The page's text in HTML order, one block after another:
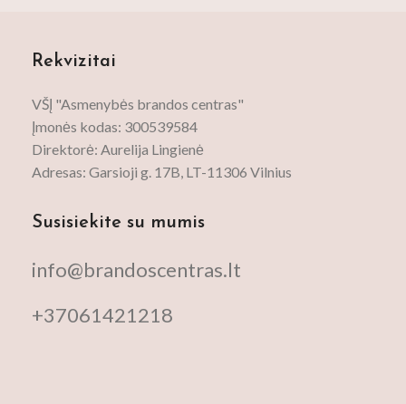
Rekvizitai
VŠĮ "Asmenybės brandos centras"
Įmonės kodas: 300539584
Direktorė: Aurelija Lingienė
Adresas: Garsioji g. 17B, LT-11306 Vilnius
Susisiekite su mumis
info@brandoscentras.lt
+37061421218